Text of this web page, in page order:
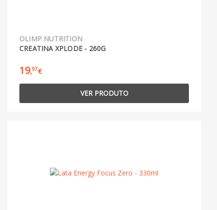
OLIMP NUTRITION
CREATINA XPLODE - 260G
19,97€
VER PRODUTO